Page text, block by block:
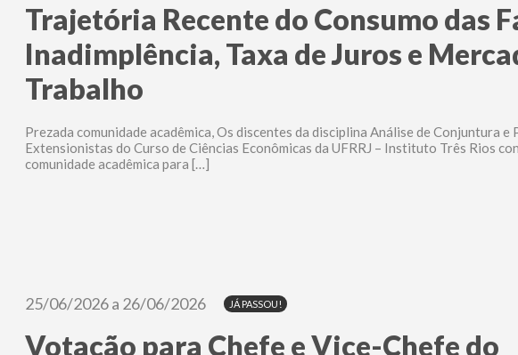
Trajetória Recente do Consumo das
Inadimplência, Taxa de Juros e
Trabalho
Prezada comunidade acadêmica, Os discentes da disciplina Análise de Conjuntura e
Extensionistas do Curso de Ciências Econômicas da UFRRJ – Instituto Três Rios
comunidade acadêmica para […]
25/06/2026 a 26/06/2026 JÁ PASSOU!
Votação para Chefe e Vice-Chefe do